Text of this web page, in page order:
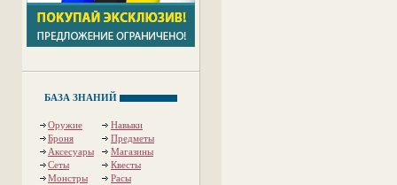
БАЗА ЗНАНИЙ
Оружие
Навыки
Броня
Предметы
Аксесуары
Магазины
Сеты
Квесты
Монстры
Расы